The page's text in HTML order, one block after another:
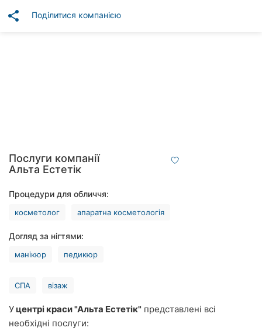
Автошколи
Всі
міста:
Житомир
Тернопіль
Рівне
Одеса
share Поділитися компанією
Послуги компанії
Альта Естетік
Процедури для обличчя:
косметолог апаратна косметологія
Догляд за нігтями:
манікюр педикюр
СПА візаж
У центрі краси "Альта Естетік" представлені всі
необхідні послуги: